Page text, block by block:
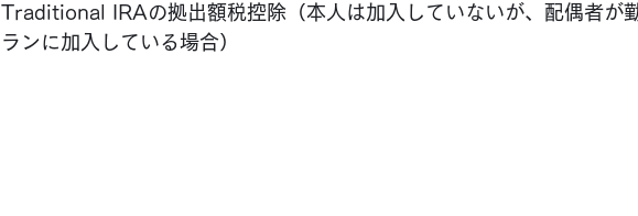
Traditional IRAの拠出額税控除（本人は加入していないが、配偶者が
ランに加入している場合）